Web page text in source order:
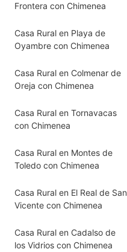
Frontera con Chimenea
Casa Rural en Playa de
Oyambre con Chimenea
Casa Rural en Colmenar de
Oreja con Chimenea
Casa Rural en Tornavacas
con Chimenea
Casa Rural en Montes de
Toledo con Chimenea
Casa Rural en El Real de San
Vicente con Chimenea
Casa Rural en Cadalso de
los Vidrios con Chimenea